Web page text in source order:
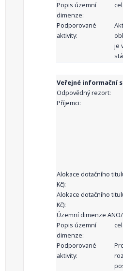
Popis územní
dimenze:
Podporované
aktivity:
je
Veřejné informační
Odpovědný rezort:
Příjemci:
Alokace dotačního
Kč):
Alokace dotačního
Kč):
Územní dimenze ANO/
Popis územní
dimenze:
Podporované
aktivity: